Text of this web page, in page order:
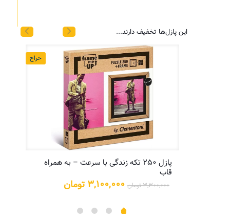
این پازل‌ها تخفیف دارند...
حراج
پازل ۲۵۰ تکه زندگی با سرعت – به همراه
قاب
۳,۳۰۰,۰۰۰تومان قیمت
بود.
۳,۱۰۰,۰۰۰ تومان